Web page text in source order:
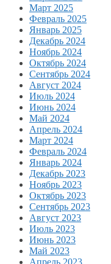
Март 2025
Февраль 2025
Январь 2025
Декабрь 2024
Ноябрь 2024
Октябрь 2024
Сентябрь 2024
Август 2024
Июль 2024
Июнь 2024
Май 2024
Апрель 2024
Март 2024
Февраль 2024
Январь 2024
Декабрь 2023
Ноябрь 2023
Октябрь 2023
Сентябрь 2023
Август 2023
Июль 2023
Июнь 2023
Май 2023
Апрель 2023